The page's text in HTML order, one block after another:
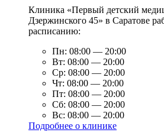
Клиника «Первый детский
Дзержинского 45» в Саратове
расписанию:
Пн: 08:00 — 20:00
Вт: 08:00 — 20:00
Ср: 08:00 — 20:00
Чт: 08:00 — 20:00
Пт: 08:00 — 20:00
Сб: 08:00 — 20:00
Вс: 08:00 — 20:00
Подробнее о клинике